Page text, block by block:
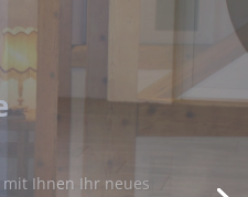
Balkone